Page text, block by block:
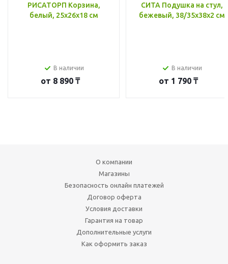
РИСАТОРП Корзина,
белый, 25x26x18 см
В наличии
от 8 890 ₸
СИТА Подушка на стул,
бежевый, 38/35x38x2 см
В наличии
от 1 790 ₸
О компании
Магазины
Безопасность онлайн платежей
Договор оферта
Условия доставки
Гарантия на товар
Дополнительные услуги
Как оформить заказ